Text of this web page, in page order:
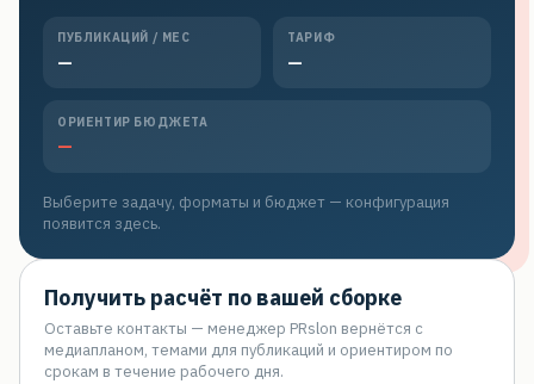
ПУБЛИКАЦИЙ / МЕС
—
ТАРИФ
—
ОРИЕНТИР БЮДЖЕТА
—
Выберите задачу, форматы и бюджет — конфигурация
появится здесь.
Получить расчёт по вашей сборке
Оставьте контакты — менеджер PRslon вернётся с
медиапланом, темами для публикаций и ориентиром по
срокам в течение рабочего дня.